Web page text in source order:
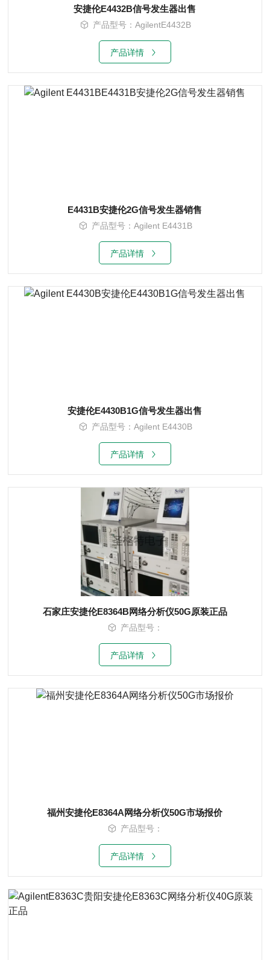
安捷伦E4432B信号发生器出售
产品型号：AgilentE4432B
产品详情
E4431B安捷伦2G信号发生器销售
产品型号：Agilent E4431B
产品详情
安捷伦E4430B1G信号发生器出售
产品型号：Agilent E4430B
产品详情
石家庄安捷伦E8364B网络分析仪50G原装正品
产品型号：
产品详情
福州安捷伦E8364A网络分析仪50G市场报价
产品型号：
产品详情